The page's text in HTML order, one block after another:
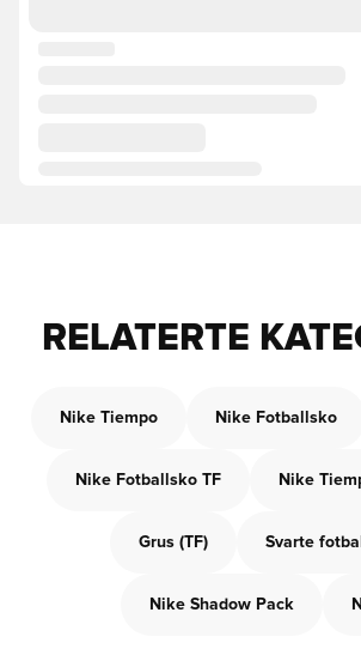
RELATERTE
Nike Tiempo Nike Fotballsko
Nike Fotballsko TF Nike
Grus (TF) Svarte
Nike Shadow Pack